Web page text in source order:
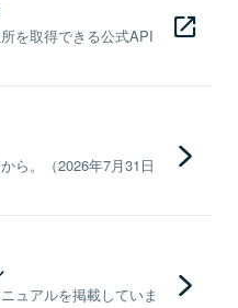
を取得できる公式API
ら。（2026年7月31日
ュアルを掲載していま